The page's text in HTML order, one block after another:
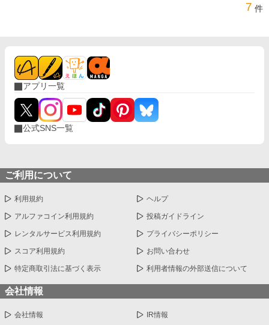
7 件
アプリ一覧
公式SNS一覧
ご利用について
利用規約 ヘルプ
アルファコイン利用規約 投稿ガイドライン
レンタルサービス利用規約 プライバシーポリシー
スコア利用規約 お問い合わせ
特定商取引法に基づく表示 利用者情報の外部送信について
会社情報
会社情報 IR情報